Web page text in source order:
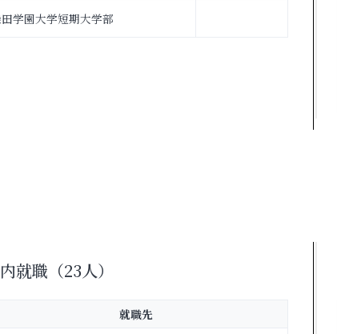
学園大学短期大学部
就職（23人）
就職先